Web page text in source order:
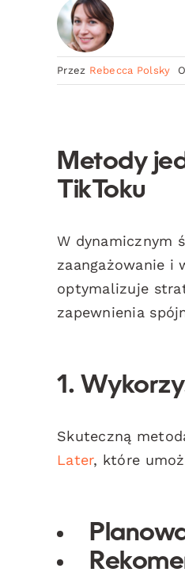
Przez Rebecca Polsky
Metody
TikToku
W dynamicznym
zaangażowanie i
optymalizuje
zapewnienia
1.
Skuteczną
Later, które